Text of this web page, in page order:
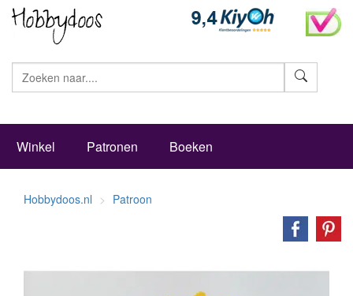
Winkel Patronen Boeken
Hobbydoos.nl Patroon